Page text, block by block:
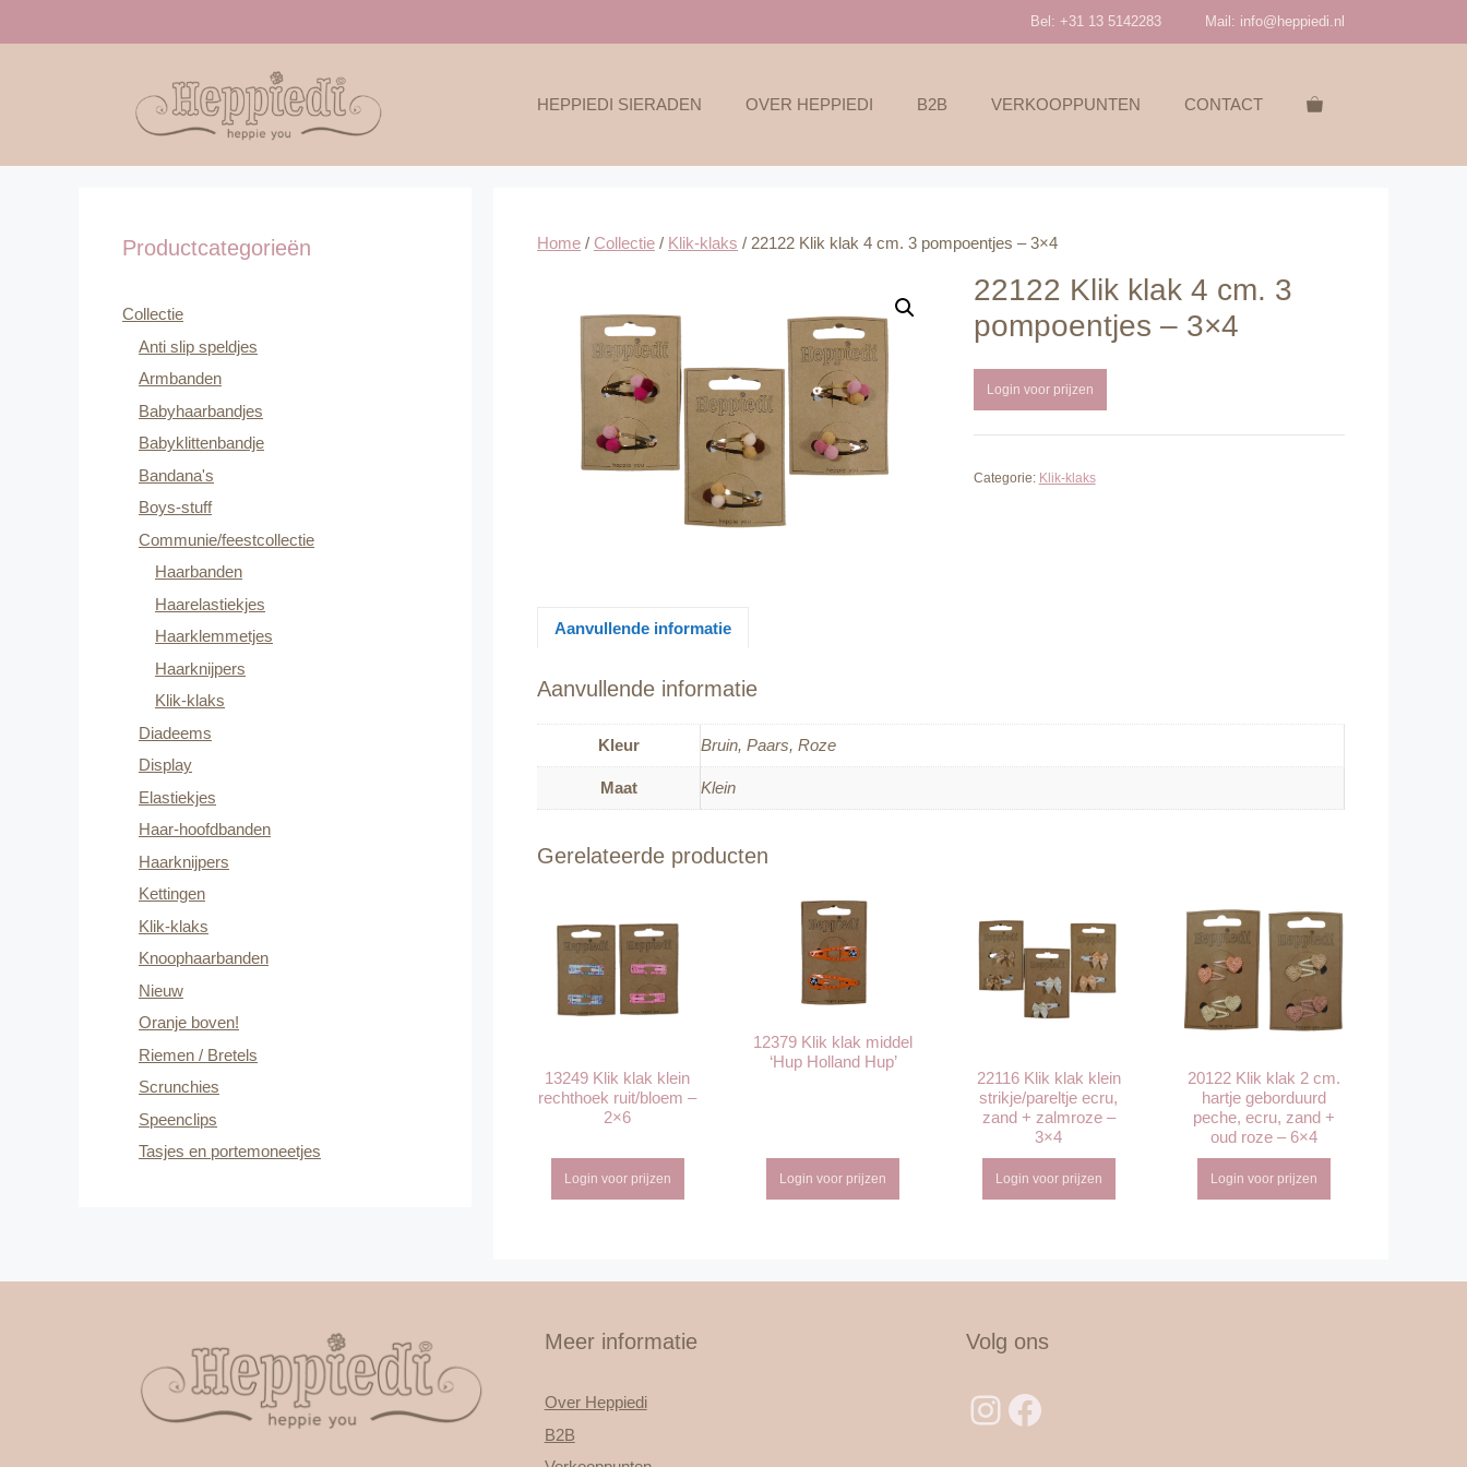
Bel: +31 13 5142283 Mail: info@heppiedi.nl
HEPPIEDI SIERADEN OVER HEPPIEDI B2B VERKOOPPUNTEN CONTACT
Home / Collectie / Klik-klaks / 22122 Klik klak 4 cm. 3 pompoentjes – 3×4
22122 Klik klak 4 cm. 3
pompoentjes – 3×4
Login voor prijzen
Categorie: Klik-klaks
Aanvullende informatie
Aanvullende informatie
Kleur Bruin, Paars, Roze
Maat Klein
Gerelateerde producten
13249 Klik klak klein
rechthoek ruit/bloem –
2×6
Login voor prijzen
12379 Klik klak middel
‘Hup Holland Hup’
Login voor prijzen
22116 Klik klak klein
strikje/pareltje ecru,
zand + zalmroze –
3×4
Login voor prijzen
20122 Klik klak 2 cm.
hartje geborduurd
peche, ecru, zand +
oud roze – 6×4
Login voor prijzen
Productcategorieën
Collectie
Anti slip speldjes
Armbanden
Babyhaarbandjes
Babyklittenbandje
Bandana's
Boys-stuff
Communie/feestcollectie
Haarbanden
Haarelastiekjes
Haarklemmetjes
Haarknijpers
Klik-klaks
Diadeems
Display
Elastiekjes
Haar-hoofdbanden
Haarknijpers
Kettingen
Klik-klaks
Knoophaarbanden
Nieuw
Oranje boven!
Riemen / Bretels
Scrunchies
Speenclips
Tasjes en portemoneetjes
Meer informatie
Over Heppiedi
B2B
Volg ons
Instagram
Facebook